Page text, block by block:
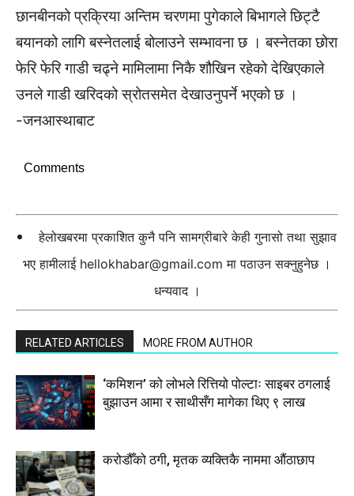
छानबीनको प्रक्रिया अन्तिम चरणमा पुगेकाले बिभागले छिट्टै
बयानको लागि बस्नेतलाई बोलाउने सम्भावना छ । बस्नेतका छोरा
फेरि फेरि गाडी चढ्ने मामिलामा निकै शौखिन रहेको देखिएकाले
उनले गाडी खरिदको स्रोतसमेत देखाउनुपर्ने भएको छ ।
-जनआस्थाबाट
Comments
हेलोखबरमा प्रकाशित कुनै पनि सामग्रीबारे केही गुनासो तथा सुझाव
भए हामीलाई hellokhabar@gmail.com मा पठाउन सक्नुहुनेछ ।
धन्यवाद ।
RELATED ARTICLES MORE FROM AUTHOR
‘कमिशन’ को लोभले रित्तियो पोल्टाः साइबर ठगलाई
बुझाउन आमा र साथीसँग मागेका थिए ९ लाख
करोडौँको ठगी, मृतक व्यक्तिकै नाममा औंठाछाप